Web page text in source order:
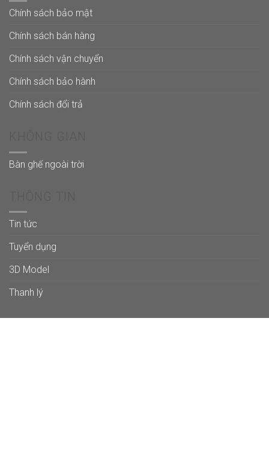
Chính sách bảo mật
Chính sách bán hàng
Chính sách vận chuyển
Chính sách bảo hành
Chính sách đổi trả
Bàn ghế ngoài trời
Tin tức
Tuyển dụng
3D Model
Thanh lý